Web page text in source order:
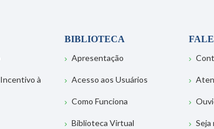
à
BIBLIOTECA
Apresentação
Acesso aos Usuários
Como Funciona
Biblioteca Virtual Seja